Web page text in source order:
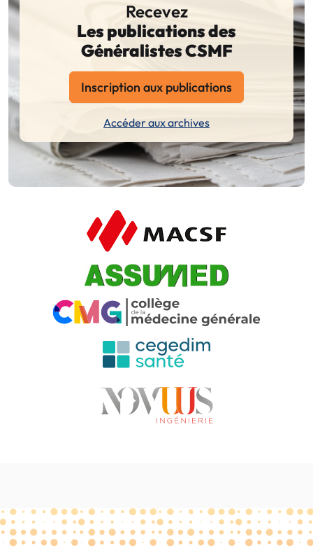
Recevez
Les publications des
Généralistes CSMF
Inscription aux publications
Accéder aux archives